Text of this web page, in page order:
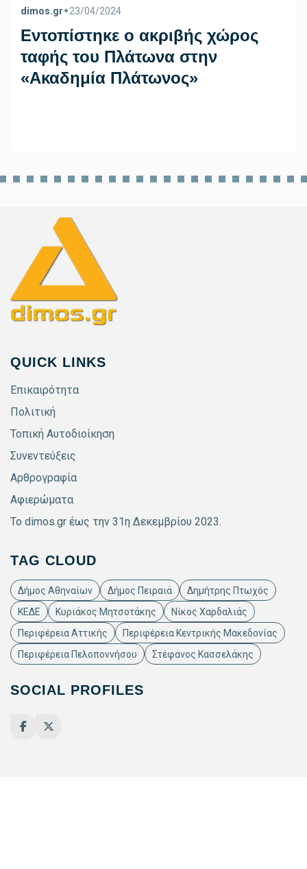
dimos.gr•23/04/2024
Εντοπίστηκε ο ακριβής χώρος
ταφής του Πλάτωνα στην
«Ακαδημία Πλάτωνος»
QUICK LINKS
Επικαιρότητα
Πολιτική
Τοπική Αυτοδιοίκηση
Συνεντεύξεις
Αρθρογραφία
Αφιερώματα
Το dimos.gr έως την 31η Δεκεμβρίου 2023.
TAG CLOUD
Δήμος Αθηναίων Δήμος Πειραιά
Δημήτρης Πτωχός
ΚΕΔΕ
Κυριάκος Μητσοτάκης
Νίκος Χαρδαλιάς
Περιφέρεια Αττικής
Περιφέρεια Κεντρικής Μακεδονίας
Περιφέρεια Πελοποννήσου
Στέφανος Κασσελάκης
SOCIAL PROFILES